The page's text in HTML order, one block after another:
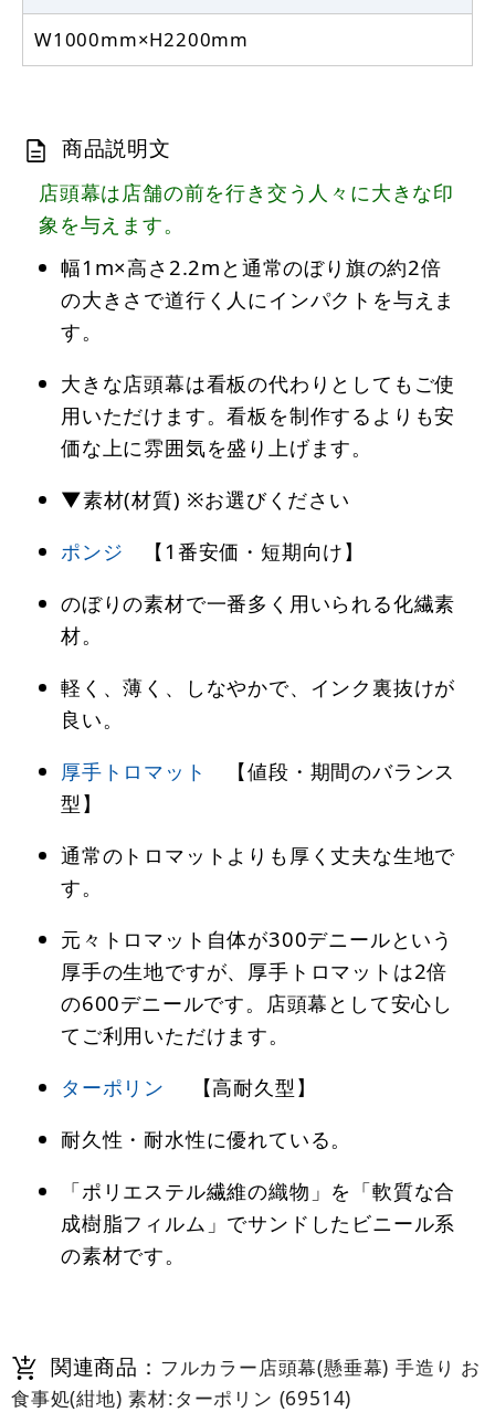
W1000mm×H2200mm
商品説明文
店頭幕は店舗の前を行き交う人々に大きな印
象を与えます。
幅1m×高さ2.2mと通常のぼり旗の約2倍
の大きさで道行く人にインパクトを与えま
す。
大きな店頭幕は看板の代わりとしてもご使
用いただけます。看板を制作するよりも安
価な上に雰囲気を盛り上げます。
▼素材(材質) ※お選びください
ポンジ 【1番安価・短期向け】
のぼりの素材で一番多く用いられる化繊素
材。
軽く、薄く、しなやかで、インク裏抜けが
良い。
厚手トロマット
【値段・期間のバランス
型】
通常のトロマットよりも厚く丈夫な生地で
す。
元々トロマット自体が300デニールという
厚手の生地ですが、厚手トロマットは2倍
の600デニールです。店頭幕として安心し
てご利用いただけます。
ターポリン 【高耐久型】
耐久性・耐水性に優れている。
「ポリエステル繊維の織物」を「軟質な合
成樹脂フィルム」でサンドしたビニール系
の素材です。
関連商品： フルカラー店頭幕(懸垂幕) 手造り お
食事処(紺地) 素材:ターポリン (69514)